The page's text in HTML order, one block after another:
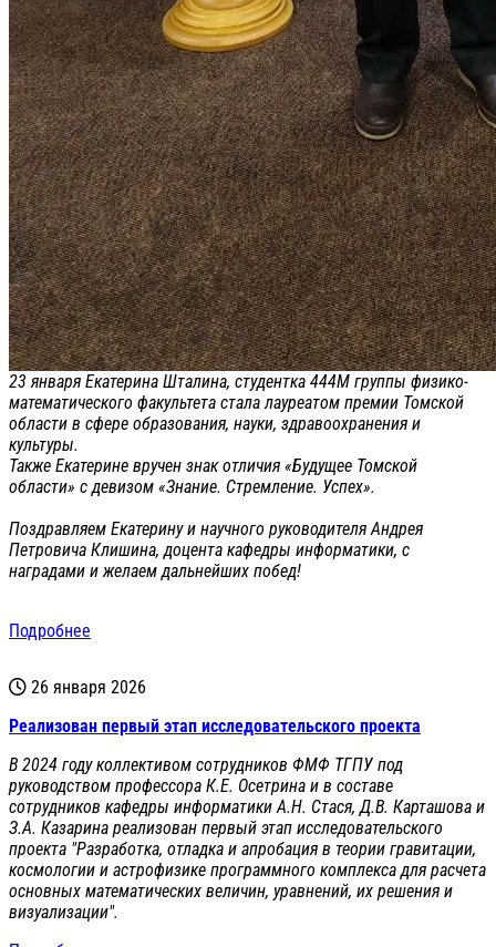
23 января Екатерина Шталина, студентка 444М группы физико-
математического факультета стала лауреатом премии Томской
области в сфере образования, науки, здравоохранения и
культуры.
Также Екатерине вручен знак отличия «Будущее Томской
области» с девизом «Знание. Стремление. Успех».
Поздравляем Екатерину и научного руководителя Андрея
Петровича Клишина, доцента кафедры информатики, с
наградами и желаем дальнейших побед!
Подробнее
26 января 2026
Реализован первый этап исследовательского проекта
В 2024 году коллективом сотрудников ФМФ ТГПУ под
руководством профессора К.Е. Осетрина и в составе
сотрудников кафедры информатики А.Н. Стася, Д.В. Карташова и
З.А. Казарина реализован первый этап исследовательского
проекта "Разработка, отладка и апробация в теории гравитации,
космологии и астрофизике программного комплекса для расчета
основных математических величин, уравнений, их решения и
визуализации".